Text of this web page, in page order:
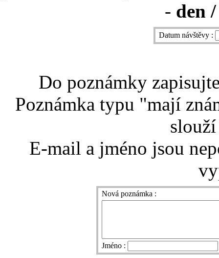
- den
Datum návštěvy :
Do poznámky
Poznámka typu "mají
E-mail a jméno jsou
Nová poznámka :
Jméno :